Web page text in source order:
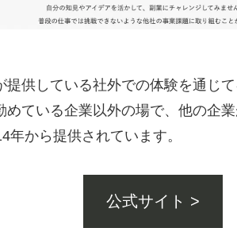
提供している社外での体験を通じ
めている企業以外の場で、他の企
から提供されています。
公式サイト >